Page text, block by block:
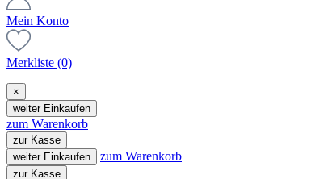
Mein Konto
Merkliste (0)
×
weiter Einkaufen
zum Warenkorb
zur Kasse
weiter Einkaufen
zum Warenkorb
zur Kasse